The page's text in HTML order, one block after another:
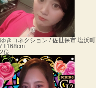
ゆき コネクション / 佐世保市 塩浜町
/ T168cm
2位